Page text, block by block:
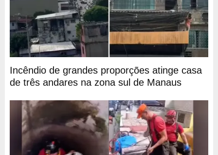
Incêndio de grandes proporções atinge casa
de três andares na zona sul de Manaus